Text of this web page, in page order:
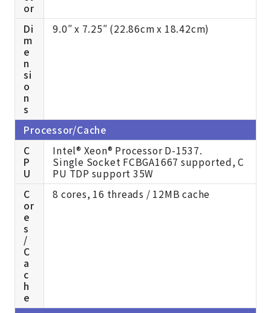
or
Di
m
e
n
si
o
n
s
9.0″ x 7.25″ (22.86cm x 18.42cm)
Processor/Cache
C
P
U
Intel® Xeon® Processor D-1537.
Single Socket FCBGA1667 supported, C
PU TDP support 35W
C
or
e
s
/
C
a
c
h
e
8 cores, 16 threads / 12MB cache